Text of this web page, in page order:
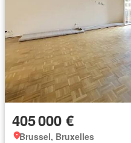
405 000 €
Brussel, Bruxelles